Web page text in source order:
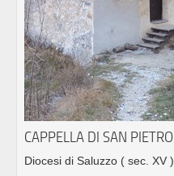
CAPPELLA DI SAN PIETRO
Diocesi di Saluzzo ( sec. XV )